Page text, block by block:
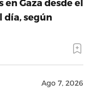
Gaza desde el
día, según
Ago 7, 2026